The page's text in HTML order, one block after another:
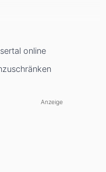
online
Anzeige